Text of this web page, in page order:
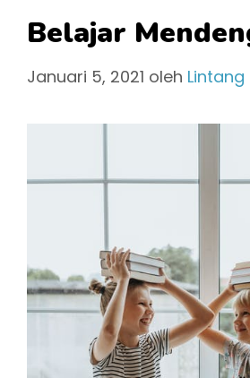
Belajar
Januari 5, 2021 oleh Lintang